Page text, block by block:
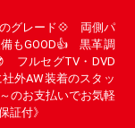
のグレード💠 両側パ
もGOOD👍 黒革調
フルセグTV・DVD
外AW装着のスタッ
のお支払いでお気軽
証付》